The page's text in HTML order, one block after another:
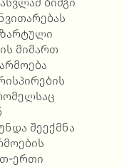
მიმართ
შეექმნა
ერთი